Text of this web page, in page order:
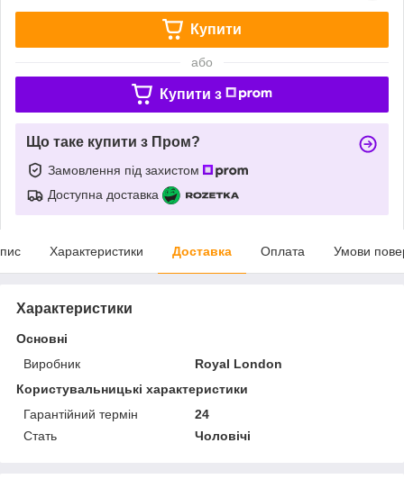
Купити
або
Купити з
Що таке купити з Пром?
Замовлення під захистом
Доступна доставка
Характеристики Доставка Оплата Умови
Характеристики
Основні
Виробник
Royal London
Користувальницькі характеристики
Гарантійний термін
24
Стать
Чоловічі